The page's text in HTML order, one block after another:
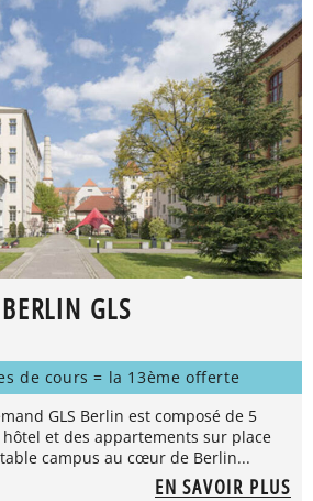
BERLIN GLS
de cours = la 13ème offerte
GLS Berlin est composé de 5
et des appartements sur place
campus au cœur de Berlin...
EN SAVOIR PLUS